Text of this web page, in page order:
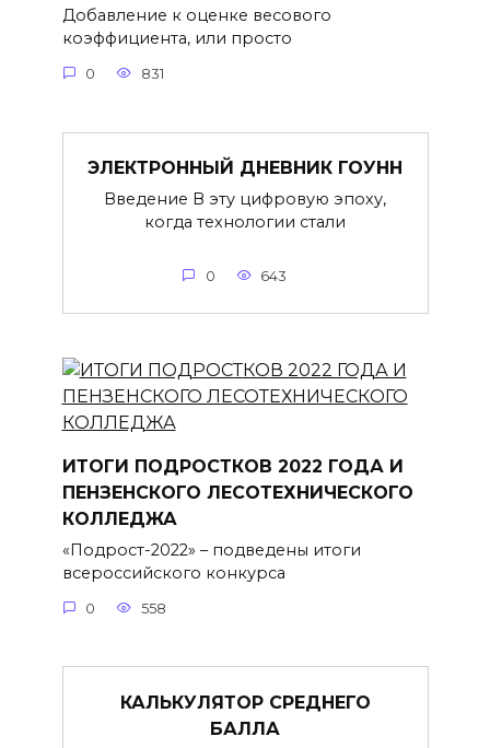
Добавление к оценке весового
коэффициента, или просто
0 831
ЭЛЕКТРОННЫЙ ДНЕВНИК ГОУНН
Введение В эту цифровую эпоху,
когда технологии стали
0 643
ИТОГИ ПОДРОСТКОВ 2022 ГОДА И
ПЕНЗЕНСКОГО ЛЕСОТЕХНИЧЕСКОГО
КОЛЛЕДЖА
«Подрост-2022» – подведены итоги
всероссийского конкурса
0 558
КАЛЬКУЛЯТОР СРЕДНЕГО
БАЛЛА